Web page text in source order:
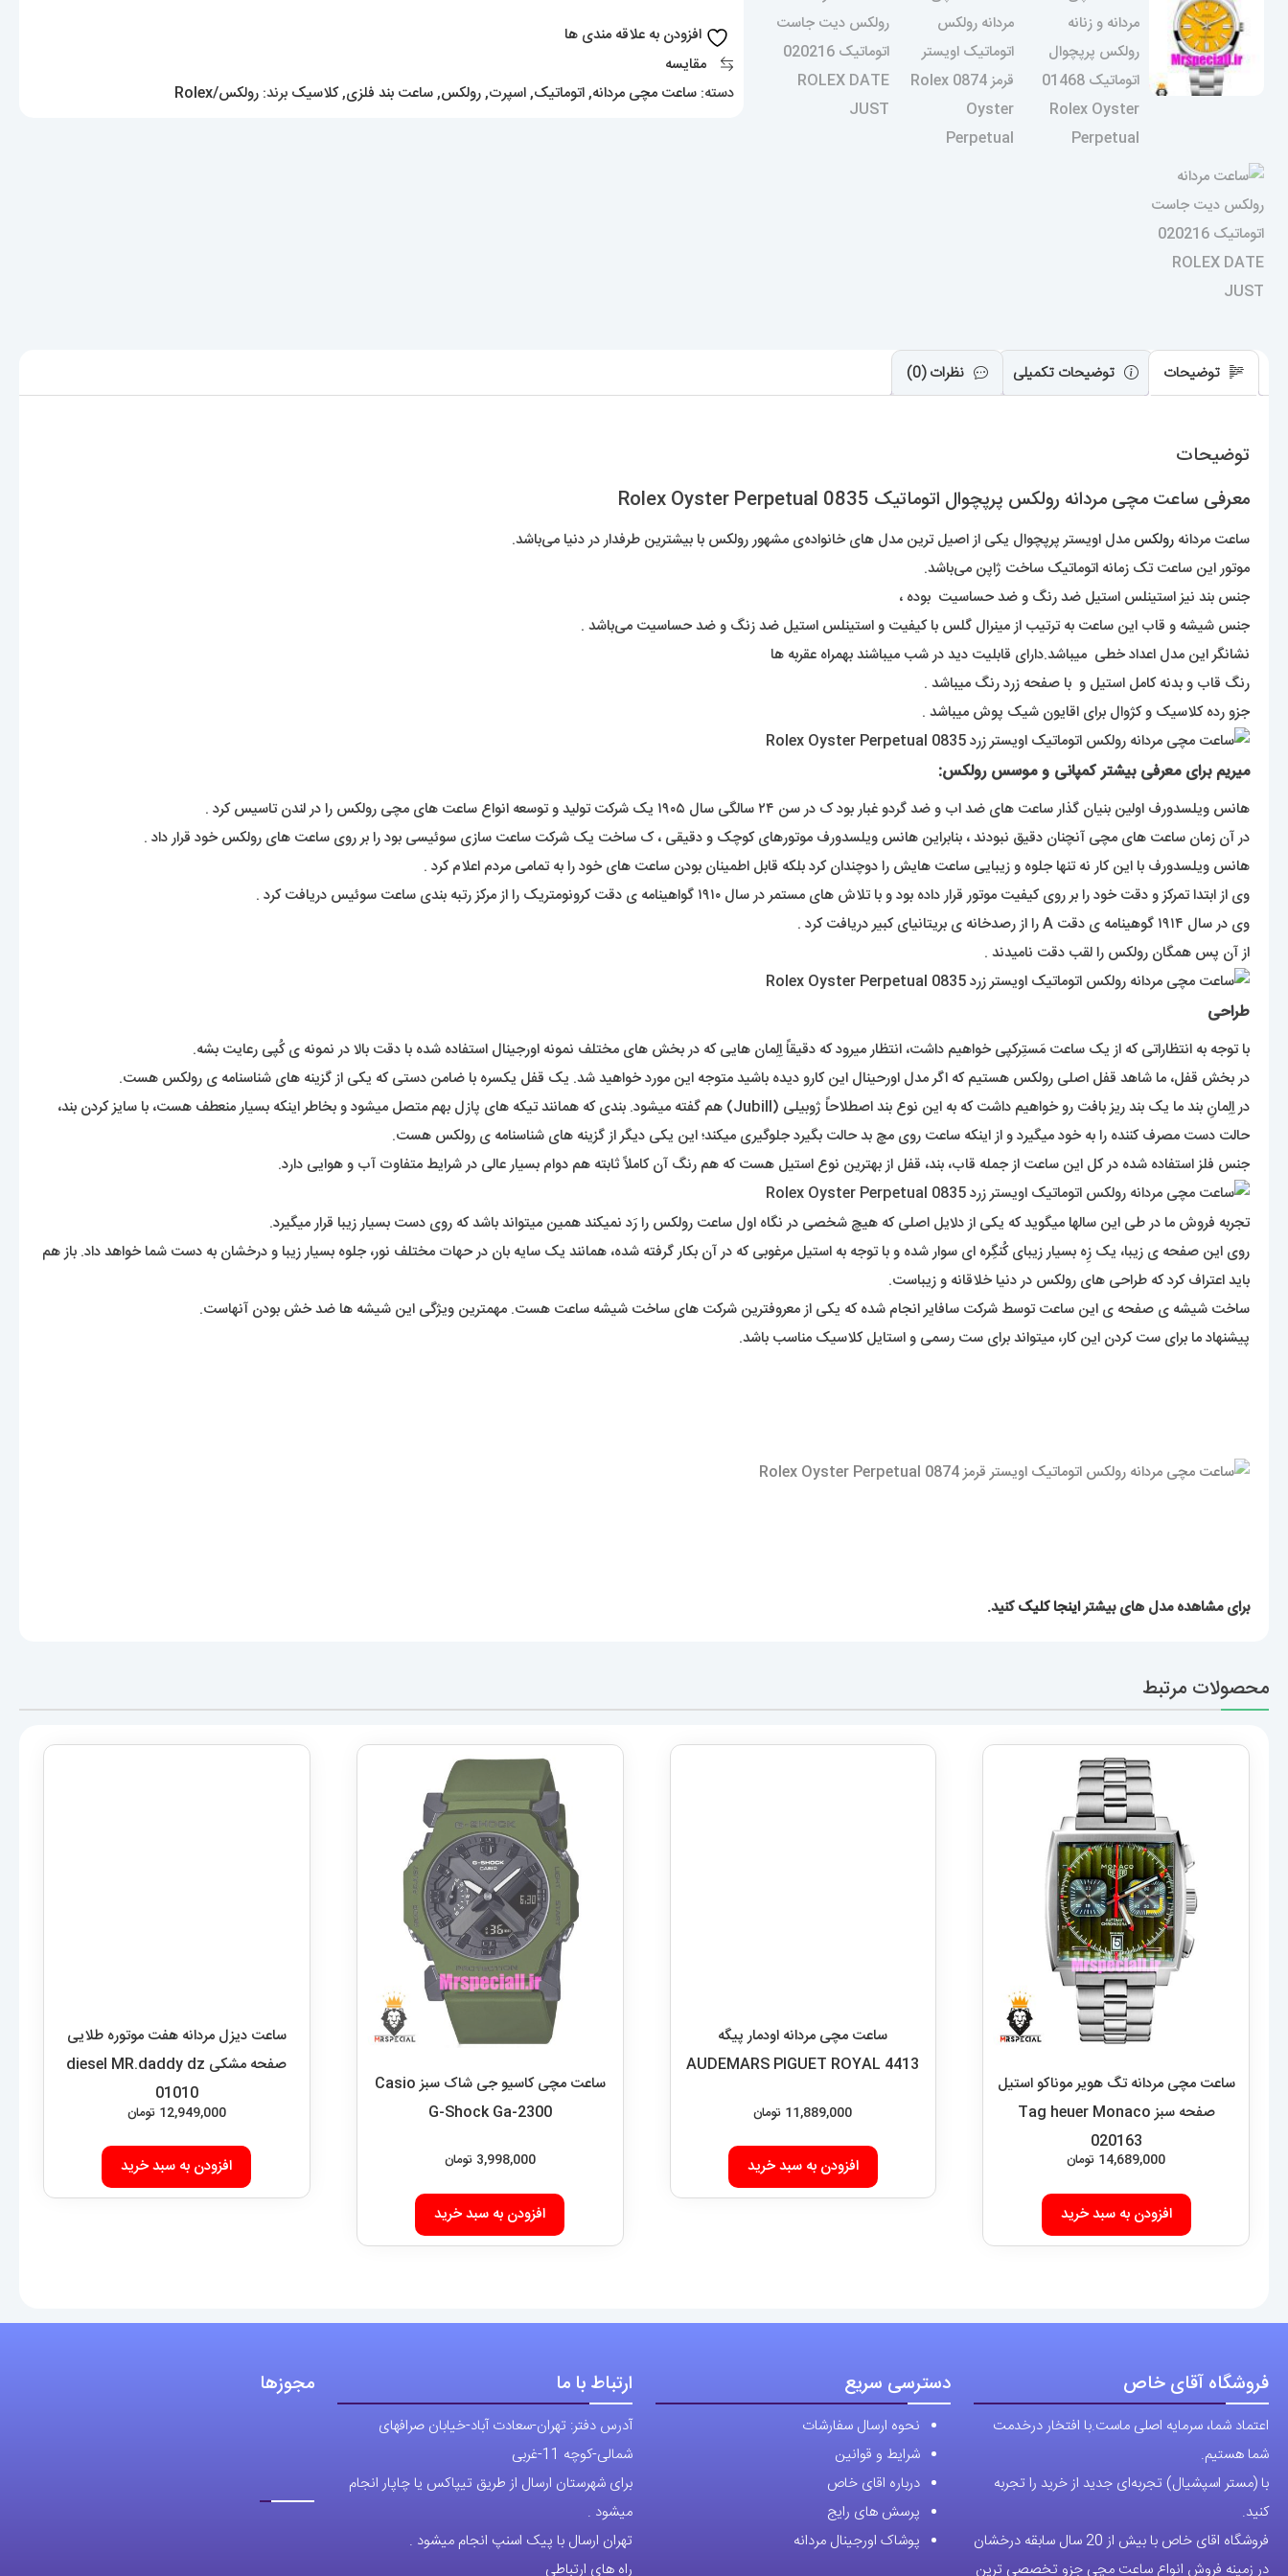
0835
Rolex
افزودن به علاقه مندی ها
مقایسه
دسته: ساعت مچی مردانه,اتوماتیک,اسپرت,رولکس,ساعت بند فلزی,کلاسیک برند: رولکس/Rolex
توضیحات توضیحات تکمیلی نظرات (0)
توضیحات
معرفی ساعت مچی مردانه رولکس پرپچوال اتوماتیک 0835 Rolex Oyster Perpetual
ساعت مردانه رولکس مدل اویستر پرپچوال یکی از اصیل ترین مدل های خانواده‌ی مشهور رولکس با بیشترین طرفدار در دنیا می‌باشد.
موتور این ساعت تک زمانه اتوماتیک ساخت ژاپن می‌باشد.
جنس بند نیز استینلس استیل ضد رنگ و ضد حساسیت بوده ،
جنس شیشه و قاب این ساعت به ترتیب از مینرال گلس با کیفیت و استینلس استیل ضد زنگ و ضد حساسیت می‌باشد .
نشانگر این مدل اعداد خطی میباشد.دارای قابلیت دید در شب میباشند بهمراه عقربه ها
رنگ قاب و بدنه کامل استیل و با صفحه زرد رنگ میباشد .
جزو رده کلاسیک و کژوال برای اقایون شیک پوش میباشد .
میریم برای معرفی بیشتر کمپانی و موسس رولکس:
هانس ویلسدورف اولین بنیان گذار ساعت های ضد اب و ضد گردو غبار بود ک در سن ۲۴ سالگی سال ۱۹۰۵ یک شرکت تولید و توسعه انواع ساعت های مچی رولکس را در لندن تاسیس کرد .
در آن زمان ساعت های مچی آنچنان دقیق نبودند ، بنابراین هانس ویلسدورف موتورهای کوچک و دقیقی ، ک ساخت یک شرکت ساعت سازی سوئیسی بود را بر روی ساعت های رولکس خود قرار داد .
هانس ویلسدورف با این کار نه تنها جلوه و زیبایی ساعت هایش را دوچندان کرد بلکه قابل اطمینان بودن ساعت های خود را به تمامی مردم اعلام کرد .
وی از ابتدا تمرکز و دقت خود را بر روی کیفیت موتور قرار داده بود و با تلاش های مستمر در سال ۱۹۱۰ گواهینامه ی دقت کرونومتریک را از مرکز رتبه بندی ساعت سوئیس دریافت کرد .
وی در سال ۱۹۱۴ گوهینامه ی دقت A را از رصدخانه ی بریتانیای کبیر دریافت کرد .
از آن پس همگان رولکس را لقب دقت نامیدند .
طراحی
با توجه به انتظاراتی که از یک ساعت مَستِرکپی خواهیم داشت، انتظار میرود که دقیقاً اِلِمان هایی که در بخش های مختلف نمونه اورجینال استفاده شده با دقت بالا در نمونه ی کُپی رعایت بشه.
در بخش قفل، ما شاهد قفل اصلی رولکس هستیم که اگر مدل اورحینال این کارو دیده باشید متوجه این مورد خواهید شد. یک قفل یکسره با ضامن دستی که یکی از گزینه های شناسنامه ی رولکس هست.
در اِلِمانِ بند ما یک بند ریز بافت رو خواهیم داشت که به این نوع بند اصطلاحاً ژوبیلی (Jubill) هم گفته میشود. بندی که همانند تیکه های پازل بهم متصل میشود و بخاطر اینکه بسیار منعطف هست، با سایز کردن بند،
حالت دست مصرف کننده را به خود میگیرد و از اینکه ساعت روی مچ بد حالت بگیرد جلوگیری میکند؛ این یکی دیگر از گزینه های شناسنامه ی رولکس هست.
جنس فلز استفاده شده در کل این ساعت از جمله قاب، بند، قفل از بهترین نوع استیل هست که هم رنگ آن کاملاً ثابته هم دوام بسیار عالی در شرایط متفاوت آب و هوایی دارد.
تجربه فروش ما در طی این سالها میگوید که یکی از دلایل اصلی که هیچ شخصی در نگاه اول ساعت رولکس را رَد نمیکند همین میتواند باشد که روی دست بسیار زیبا قرار میگیرد.
روی این صفحه ی زیبا، یک زِه بسیار زیبای کُنگِره ای سوار شده و با توجه به استیل مرغوبی که در آن بکار گرفته شده، همانند یک سایه بان در حهات مختلف نور، جلوه بسیار زیبا و درخشان به دست شما خواهد داد. باز هم
باید اعتراف کرد که طراحی های رولکس در دنیا خلاقانه و زیباست.
ساخت شیشه ی صفحه ی این ساعت توسط شرکت سافایر انجام شده که یکی از معروفترین شرکت های ساخت شیشه ساعت هست. مهمترین ویژگی این شیشه ها ضد خش بودن آنهاست.
پیشنهاد ما برای ست کردن این کار، میتواند برای ست رسمی و استایل کلاسیک مناسب باشد.
ساعت مچی مردانه تگ هویر موناکو استیل
صفحه سبز Tag heuer Monaco
020163
14,689,000تومان
افزودن به سبد خرید
11,889,000تومان
ساعت مچی کاسیو جی شاک سبز Casio
G-Shock Ga-2300
3,998,000تومان
افزودن به سبد خرید
فروشگاه آقای خاص
اعتماد شما، سرمایه اصلی ماست.با افتخار درخدمت
کنید.
در زمینه فروش انواع ساعت مچی جزو تخصصی ترین
مرجع میباشد .
دسترسی سریع
پرسش های رایج
ارتباط با ما
آدرس دفتر: تهران-سعادت آباد-خیابان صرافهای
میشود .
راه های ارتباطی
شماره تماس مستقیم : 09129236225
شماره تماس ثابت:
تلگرام
پیج ساعت
مجوزها